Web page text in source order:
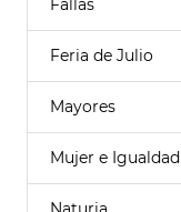
Feria de Julio
Mayores
Mujer e Igualdad